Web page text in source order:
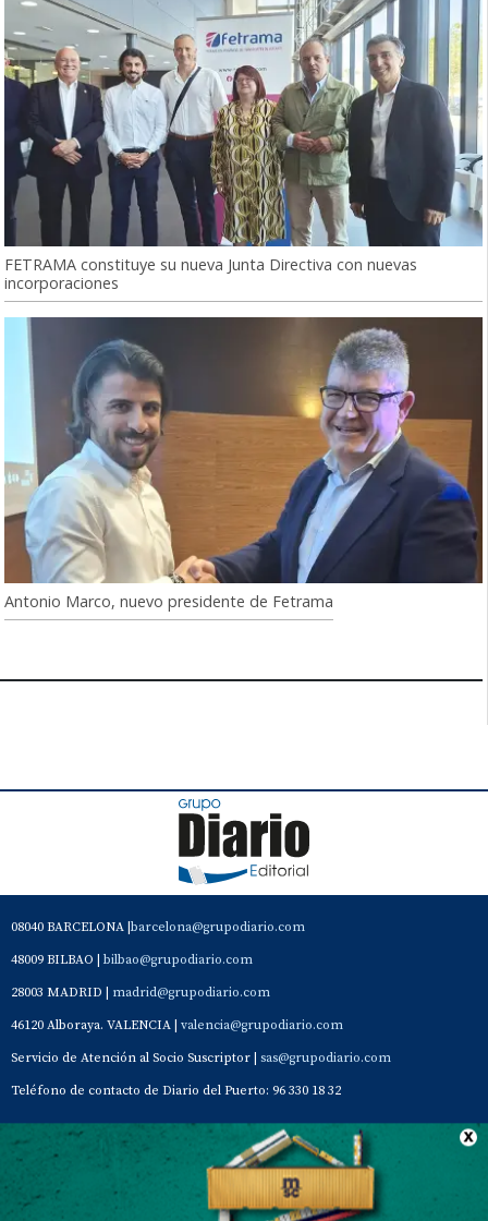
FETRAMA constituye su nueva Junta Directiva con nuevas
incorporaciones
Antonio Marco, nuevo presidente de Fetrama
08040 BARCELONA | barcelona@grupodiario.com
48009 BILBAO | bilbao@grupodiario.com
28003 MADRID | madrid@grupodiario.com
46120 Alboraya. VALENCIA | valencia@grupodiario.com
Servicio de Atención al Socio Suscriptor | sas@grupodiario.com
Teléfono de contacto de Diario del Puerto: 96 330 18 32
Contacto Aviso Legal Quiénes somos Política de privacidad